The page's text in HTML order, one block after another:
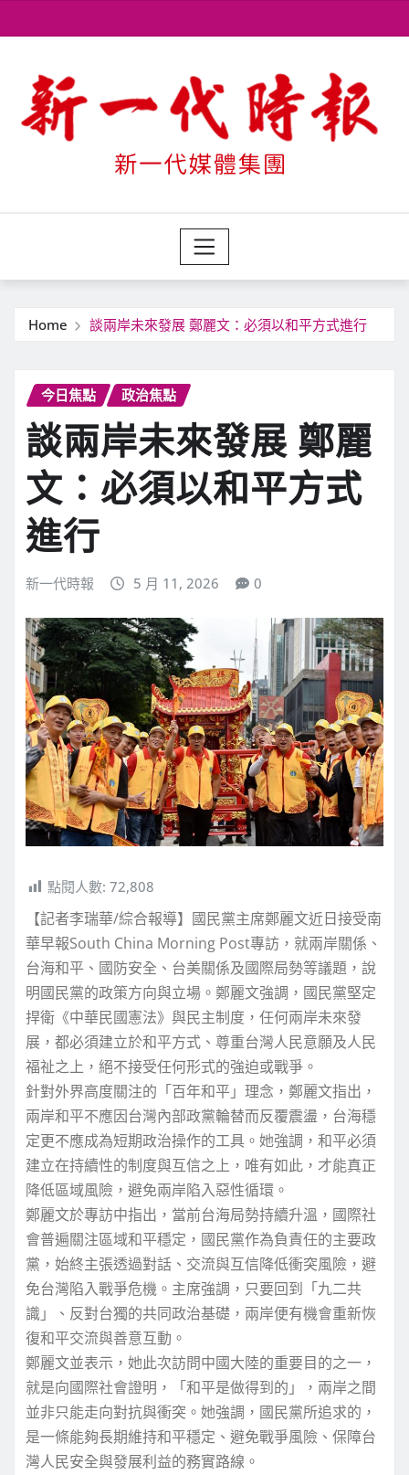
to
Home 談兩岸未來發展 鄭麗文：必須以和平方式進行
今日焦點 政治焦點
談兩岸未來發展 鄭麗
文：必須以和平方式
進行
新一代時報 5 月 11, 2026 0
點閱人數: 72,808
【記者李瑞華/綜合報導】國民黨主席鄭麗文近日接受南
華早報South China Morning Post專訪，就兩岸關係、
台海和平、國防安全、台美關係及國際局勢等議題，說
明國民黨的政策方向與立場。鄭麗文強調，國民黨堅定
捍衛《中華民國憲法》與民主制度，任何兩岸未來發
展，都必須建立於和平方式、尊重台灣人民意願及人民
福祉之上，絕不接受任何形式的強迫或戰爭。
針對外界高度關注的「百年和平」理念，鄭麗文指出，
兩岸和平不應因台灣內部政黨輪替而反覆震盪，台海穩
定更不應成為短期政治操作的工具。她強調，和平必須
建立在持續性的制度與互信之上，唯有如此，才能真正
降低區域風險，避免兩岸陷入惡性循環。
鄭麗文於專訪中指出，當前台海局勢持續升溫，國際社
會普遍關注區域和平穩定，國民黨作為負責任的主要政
黨，始終主張透過對話、交流與互信降低衝突風險，避
免台灣陷入戰爭危機。主席強調，只要回到「九二共
識」、反對台獨的共同政治基礎，兩岸便有機會重新恢
復和平交流與善意互動。
鄭麗文並表示，她此次訪問中國大陸的重要目的之一，
就是向國際社會證明，「和平是做得到的」，兩岸之間
並非只能走向對抗與衝突。她強調，國民黨所追求的，
是一條能夠長期維持和平穩定、避免戰爭風險、保障台
灣人民安全與發展利益的務實路線。